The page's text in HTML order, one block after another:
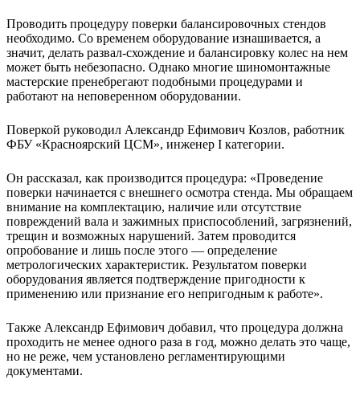
Проводить процедуру поверки балансировочных стендов
необходимо. Со временем оборудование изнашивается, а
значит, делать развал-схождение и балансировку колес на нем
может быть небезопасно. Однако многие шиномонтажные
мастерские пренебрегают подобными процедурами и
работают на неповеренном оборудовании.
Поверкой руководил Александр Ефимович Козлов, работник
ФБУ «Красноярский ЦСМ», инженер I категории.
Он рассказал, как производится процедура: «Проведение
поверки начинается с внешнего осмотра стенда. Мы обращаем
внимание на комплектацию, наличие или отсутствие
повреждений вала и зажимных приспособлений, загрязнений,
трещин и возможных нарушений. Затем проводится
опробование и лишь после этого — определение
метрологических характеристик. Результатом поверки
оборудования является подтверждение пригодности к
применению или признание его непригодным к работе».
Также Александр Ефимович добавил, что процедура должна
проходить не менее одного раза в год, можно делать это чаще,
но не реже, чем установлено регламентирующими
документами.